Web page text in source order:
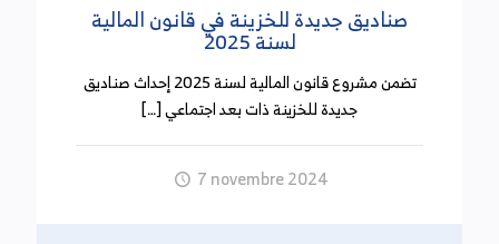
صدر بالرائد الرسمي عدد 126 ليوم الثلاثاء 14 أكتوبر
2024 المرسوم عدد 3 لسنة 2024 الذي يلغي الفصل 16
من القانون عدد 54 لسنة 2024 والمتعلق بحجز المبالغ
النقدية التي تساوي أو تفوق 5 آلاف دينار والتي لم يقع
صناديق جديدة للخزينة في قانون المالية
لسنة 2025
تضمن مشروع قانون المالية لسنة 2025 إحداث صناديق
جديدة للخزينة ذات بعد اجتماعي […]
7 novembre 2024